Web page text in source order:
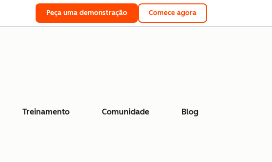
Peça uma demonstração Comece agora
Treinamento Comunidade Blog